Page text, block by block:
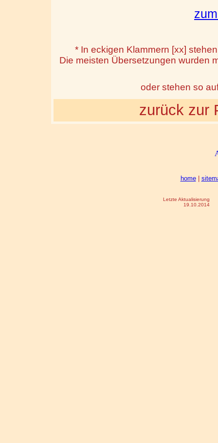
* In eckigen Klammern [xx]
Die meisten Übersetzungen wurden
oder stehen so
zurück zur
home|
Letzte Aktualisierung
19.10.2014